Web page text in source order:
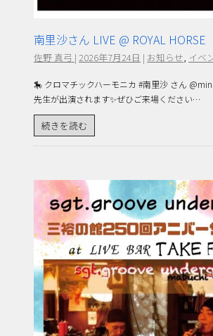
南里沙さん LIVE @ ROYAL HORSE
佐野 真弓 | 2026年7月24日 | お知らせ, イベ
🎠 クロマチックハーモニカ #南里沙 さん
先生が出演されます✨ぜひご来場ください…
続きを読む